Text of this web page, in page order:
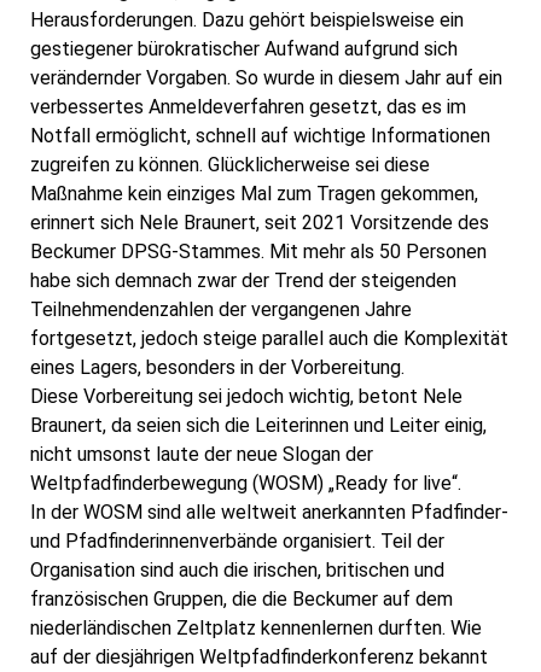
Herausforderungen. Dazu gehört beispielsweise ein
gestiegener bürokratischer Aufwand aufgrund sich
verändernder Vorgaben. So wurde in diesem Jahr auf ein
verbessertes Anmeldeverfahren gesetzt, das es im
Notfall ermöglicht, schnell auf wichtige Informationen
zugreifen zu können. Glücklicherweise sei diese
Maßnahme kein einziges Mal zum Tragen gekommen,
erinnert sich Nele Braunert, seit 2021 Vorsitzende des
Beckumer DPSG-Stammes. Mit mehr als 50 Personen
habe sich demnach zwar der Trend der steigenden
Teilnehmendenzahlen der vergangenen Jahre
fortgesetzt, jedoch steige parallel auch die Komplexität
eines Lagers, besonders in der Vorbereitung.
Diese Vorbereitung sei jedoch wichtig, betont Nele
Braunert, da seien sich die Leiterinnen und Leiter einig,
nicht umsonst laute der neue Slogan der
Weltpfadfinderbewegung (WOSM) „Ready for live“.
In der WOSM sind alle weltweit anerkannten Pfadfinder-
und Pfadfinderinnenverbände organisiert. Teil der
Organisation sind auch die irischen, britischen und
französischen Gruppen, die die Beckumer auf dem
niederländischen Zeltplatz kennenlernen durften. Wie
auf der diesjährigen Weltpfadfinderkonferenz bekannt